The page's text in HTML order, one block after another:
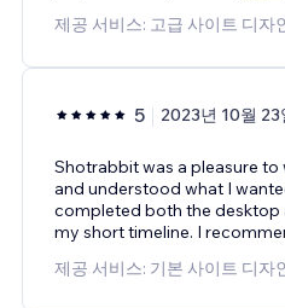
제공 서비스: 고급 사이트 디자
5 2023년 10월 23
Shotrabbit was a pleasure to
and understood what I
completed both the desktop
my short timeline. I
제공 서비스: 기본 사이트 디자